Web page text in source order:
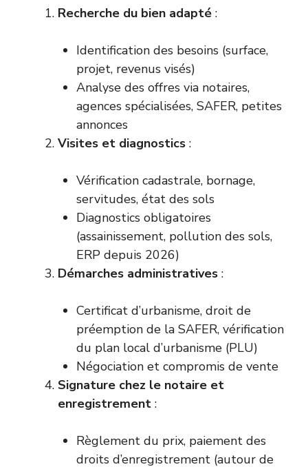
Recherche du bien adapté :
Identification des besoins (surface,
projet, revenus visés)
Analyse des offres via notaires,
agences spécialisées, SAFER, petites
annonces
Visites et diagnostics :
Vérification cadastrale, bornage,
servitudes, état des sols
Diagnostics obligatoires
(assainissement, pollution des sols,
ERP depuis 2026)
Démarches administratives :
Certificat d’urbanisme, droit de
préemption de la SAFER, vérification
du plan local d’urbanisme (PLU)
Négociation et compromis de vente
Signature chez le notaire et
enregistrement :
Règlement du prix, paiement des
droits d’enregistrement (autour de